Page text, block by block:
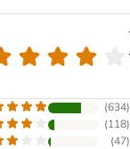
(634)
(118)
(47)